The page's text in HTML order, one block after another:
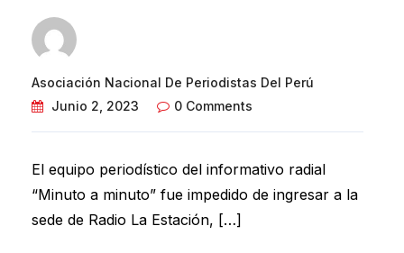
Asociación Nacional De Periodistas Del Perú
Junio 2, 2023
0 Comments
El equipo periodístico del informativo radial
“Minuto a minuto” fue impedido de ingresar a la
sede de Radio La Estación, […]